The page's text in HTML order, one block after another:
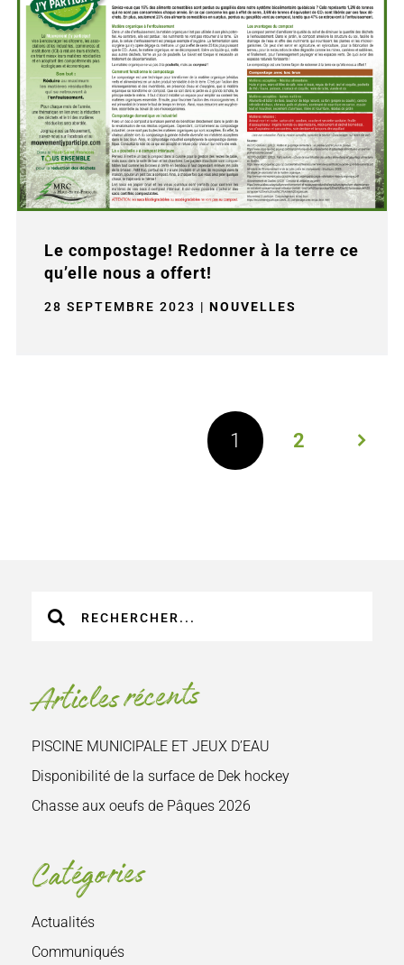
Le compostage! Redonner à la terre ce
qu’elle nous a offert!
28 SEPTEMBRE 2023 | NOUVELLES
1 2
sur
Articles récents
PISCINE MUNICIPALE ET JEUX D’EAU
Disponibilité de la surface de Dek hockey
Chasse aux oeufs de Pâques 2026
Catégories
Actualités
Communiqués